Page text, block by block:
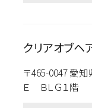
クリアオブ
〒465-0047 愛
Ｅ ＢＬＧ１階